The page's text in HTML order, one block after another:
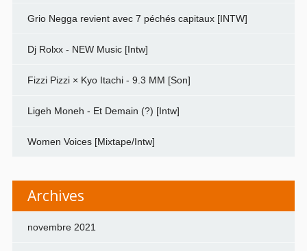
Grio Negga revient avec 7 péchés capitaux [INTW]
Dj Rolxx - NEW Music [Intw]
Fizzi Pizzi × Kyo Itachi - 9.3 MM [Son]
Ligeh Moneh - Et Demain (?) [Intw]
Women Voices [Mixtape/Intw]
Archives
novembre 2021